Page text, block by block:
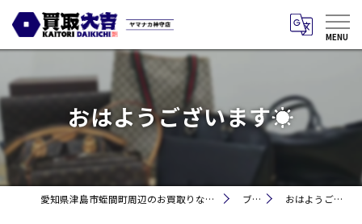
おはようございます☀
愛知県津島市蛭間町周辺のお買取りなら買取大吉 ヤマナカ神守店 ブログ おはようございます☀